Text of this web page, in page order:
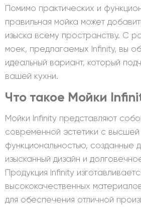
Помимо практических и
правильная мойка может
изыска всему пространству. С
моек, предлагаемых Infinity, вы
идеальный вариант, который
вашей кухни.
Что такое Мойки
Мойки Infinity представляют
современной эстетики с высшей
функциональностью, созданные
изысканный дизайн и
Продукция Infinity
высококачественных
для обеспечения отличной